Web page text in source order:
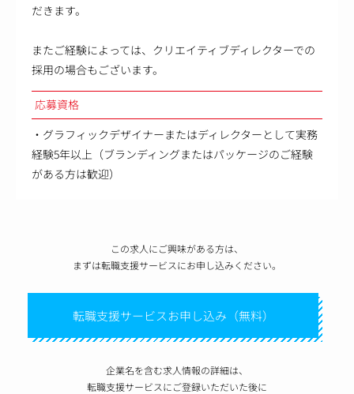
だきます。
またご経験によっては、クリエイティブディレクターでの
採用の場合もございます。
応募資格
・グラフィックデザイナーまたはディレクターとして実務
経験5年以上（ブランディングまたはパッケージのご経験
がある方は歓迎）
この求人にご興味がある方は、
まずは転職支援サービスにお申し込みください。
転職支援サービスお申し込み（無料）
企業名を含む求人情報の詳細は、
転職支援サービスにご登録いただいた後に